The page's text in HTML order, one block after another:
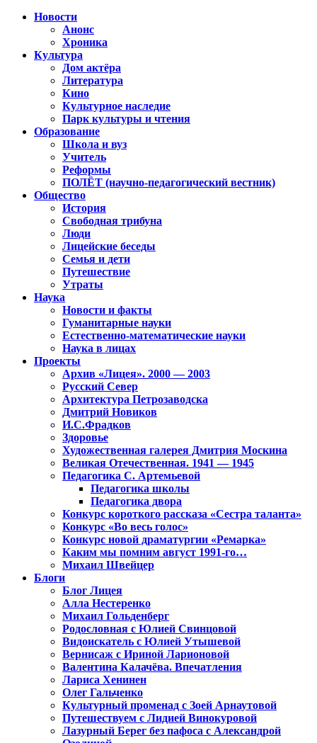
Новости
Анонс
Хроника
Культура
Дом актёра
Литература
Кино
Культурное наследие
Парк культуры и чтения
Образование
Школа и вуз
Учитель
Реформы
ПОЛЁТ (научно-педагогический вестник)
Общество
История
Свободная трибуна
Люди
Лицейские беседы
Семья и дети
Путешествие
Утраты
Наука
Новости и факты
Гуманитарные науки
Естественно-математические науки
Наука в лицах
Проекты
Архив «Лицея». 2000 — 2003
Русский Север
Архитектура Петрозаводска
Дмитрий Новиков
И.С.Фрадков
Здоровье
Художественная галерея Дмитрия Москина
Великая Отечественная. 1941 — 1945
Педагогика С. Артемьевой
Педагогика школы
Педагогика двора
Конкурс короткого рассказа «Сестра таланта»
Конкурс «Во весь голос»
Конкурс новой драматургии «Ремарка»
Каким мы помним август 1991-го…
Михаил Швейцер
Блоги
Блог Лицея
Алла Нестеренко
Михаил Гольденберг
Родословная с Юлией Свинцовой
Видоискатель с Юлией Утышевой
Вернисаж с Ириной Ларионовой
Валентина Калачёва. Впечатления
Лариса Хенинен
Олег Гальченко
Культурный променад с Зоей Арнаутовой
Путешествуем с Лидией Винокуровой
Лазурный Берег без пафоса с Александрой